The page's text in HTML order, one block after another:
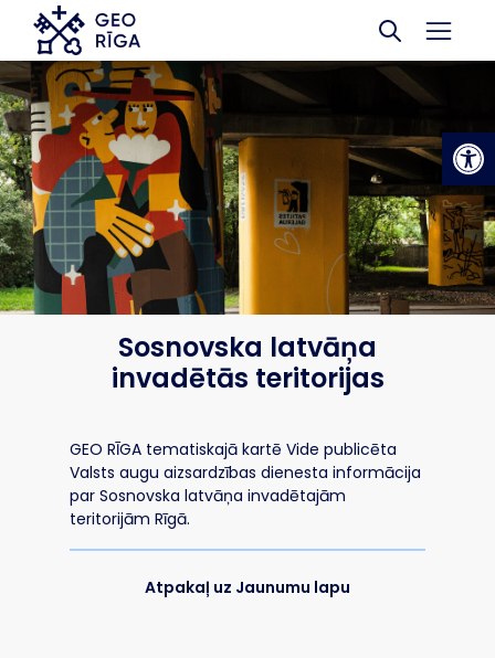
Skip to main content
Sosnovska latvāņa
invadētās teritorijas
GEO RĪGA tematiskajā kartē Vide publicēta
Valsts augu aizsardzības dienesta informācija
par Sosnovska latvāņa invadētajām
teritorijām Rīgā.
Atpakaļ uz Jaunumu lapu